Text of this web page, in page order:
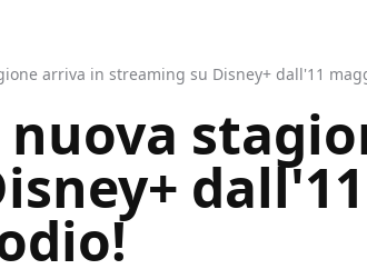
arriva in streaming su Disney+ dall'11